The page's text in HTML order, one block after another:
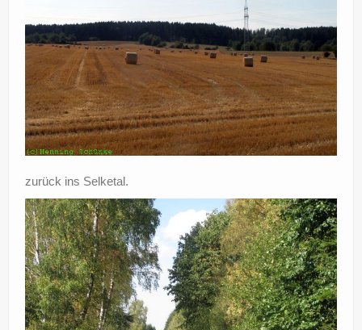
zurück ins Selketal.